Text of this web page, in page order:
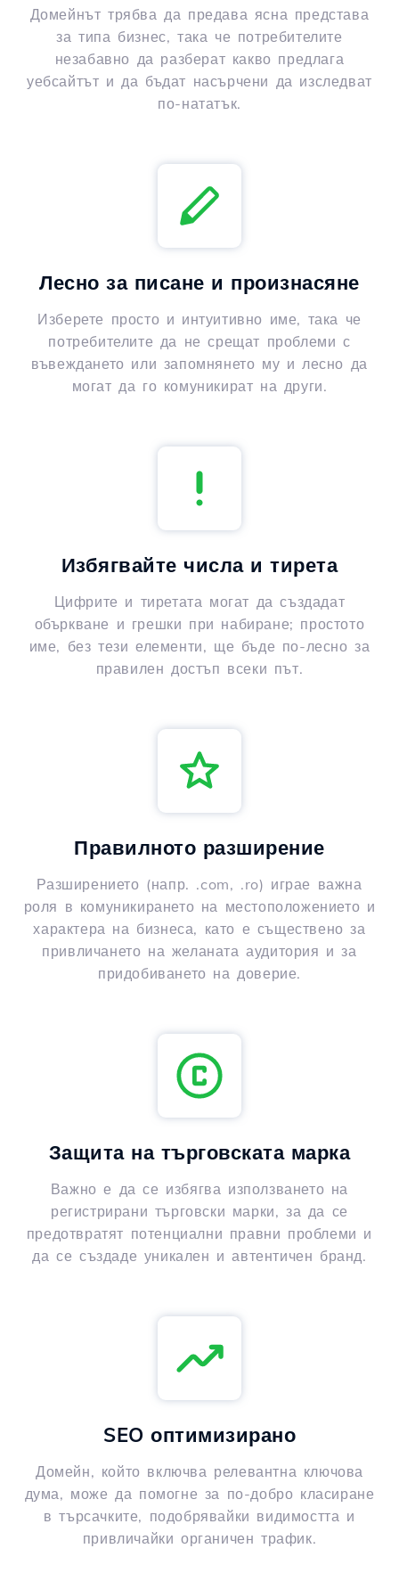
Домейнът трябва да предава ясна представа
за типа бизнес, така че потребителите
незабавно да разберат какво предлага
уебсайтът и да бъдат насърчени да изследват
по-нататък.
Лесно за писане и произнасяне
Изберете просто и интуитивно име, така че
потребителите да не срещат проблеми с
въвеждането или запомнянето му и лесно да
могат да го комуникират на други.
Избягвайте числа и тирета
Цифрите и тиретата могат да създадат
объркване и грешки при набиране; простото
име, без тези елементи, ще бъде по-лесно за
правилен достъп всеки път.
Правилното разширение
Разширението (напр. .com, .ro) играе важна
роля в комуникирането на местоположението и
характера на бизнеса, като е съществено за
привличането на желаната аудитория и за
придобиването на доверие.
Защита на търговската марка
Важно е да се избягва използването на
регистрирани търговски марки, за да се
предотвратят потенциални правни проблеми и
да се създаде уникален и автентичен бранд.
SEO оптимизирано
Домейн, който включва релевантна ключова
дума, може да помогне за по-добро класиране
в търсачките, подобрявайки видимостта и
привличайки органичен трафик.